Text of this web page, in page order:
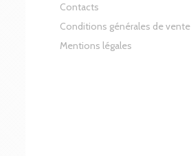
Contacts
Conditions générales de vente
Mentions légales